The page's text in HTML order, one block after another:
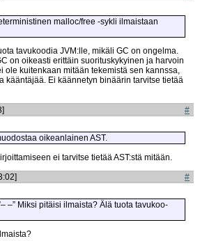
malloc/free -sykli ilmaistaan
tavukoodia JVM:lle, mikäli GC on ongelma.
on oikeasti erittäin suorituskykyinen ja harvoin
ole kuitenkaan mitään tekemistä sen kannssa,
kääntäjää. Ei käännetyn binäärin tarvitse tietää
#
oikeanlainen AST.
ei tarvitse tietää AST:stä mitään.
#
–” Miksi pitäisi ilmaista? Älä tuota tavu­koo­